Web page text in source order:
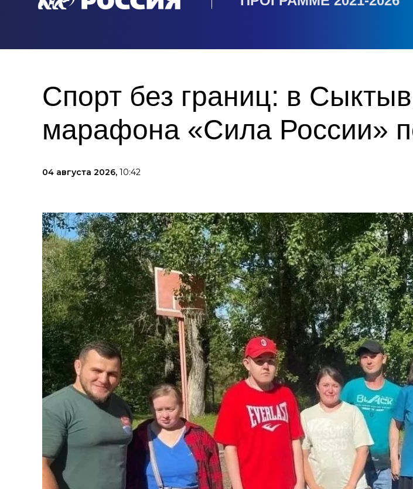
Спорт без границ: в
марафона «Сила России»
04 августа 2026, 10:42